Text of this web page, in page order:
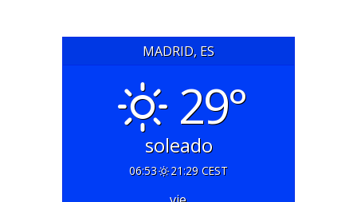
MADRID, ES
29°
soleado
06:53 21:29 CEST